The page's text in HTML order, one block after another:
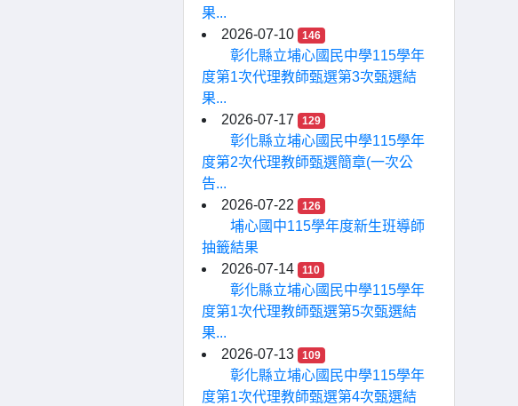
果...
2026-07-10
146
彰化縣立埔心國民中學115學年
度第1次代理教師甄選第3次甄選結
果...
2026-07-17
129
彰化縣立埔心國民中學115學年
度第2次代理教師甄選簡章(一次公
告...
2026-07-22
126
埔心國中115學年度新生班導師
抽籤結果
2026-07-14
110
彰化縣立埔心國民中學115學年
度第1次代理教師甄選第5次甄選結
果...
2026-07-13
109
彰化縣立埔心國民中學115學年
度第1次代理教師甄選第4次甄選結